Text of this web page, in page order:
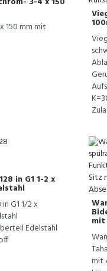
150 mm mit
in G1 1-2 x
G1 1/2 x
Edelstahl
mit
mit